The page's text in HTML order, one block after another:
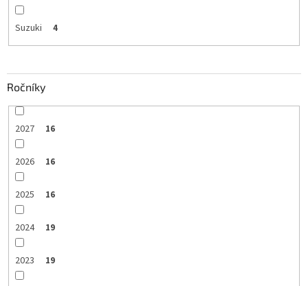
Suzuki 4
Ročníky
2027 16
2026 16
2025 16
2024 19
2023 19